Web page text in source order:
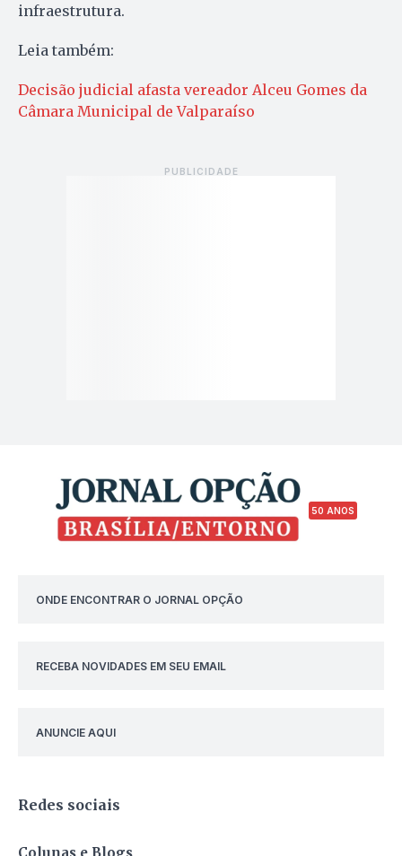
infraestrutura.
Leia também:
Decisão judicial afasta vereador Alceu Gomes da
Câmara Municipal de Valparaíso
50 ANOS
ONDE ENCONTRAR O JORNAL OPÇÃO
RECEBA NOVIDADES EM SEU EMAIL
ANUNCIE AQUI
Redes sociais